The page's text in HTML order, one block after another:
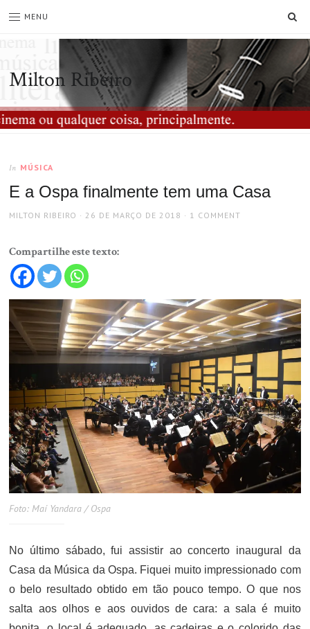
MENU
Milton Ribeiro
In MÚSICA
E a Ospa finalmente tem uma Casa
AUTHOR
MILTON RIBEIRO
POSTED
26 DE MARÇO DE 2018 1 COMMENT
Compartilhe este texto:
Foto: Maí Yandara / Ospa
No último sábado, fui assistir ao concerto inaugural da
Casa da Música da Ospa. Fiquei muito impressionado com
o belo resultado obtido em tão pouco tempo. O que nos
salta aos olhos e aos ouvidos de cara: a sala é muito